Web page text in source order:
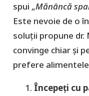
spui „Mănâncă
Este nevoie de o
soluții propune
convinge chiar și
prefere
Începeți cu